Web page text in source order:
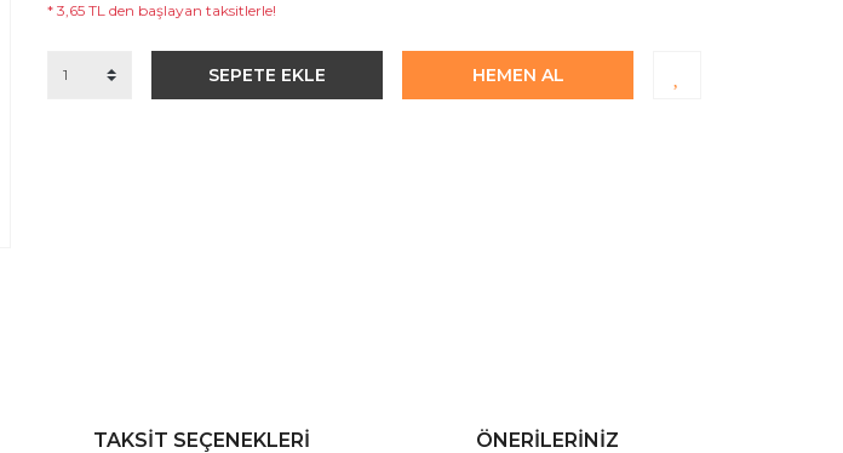
* 3,65 TL den başlayan taksitlerle!
SEPETE EKLE HEMEN AL
TAKSIT SEÇENEKLERI ÖNERILERINIZ